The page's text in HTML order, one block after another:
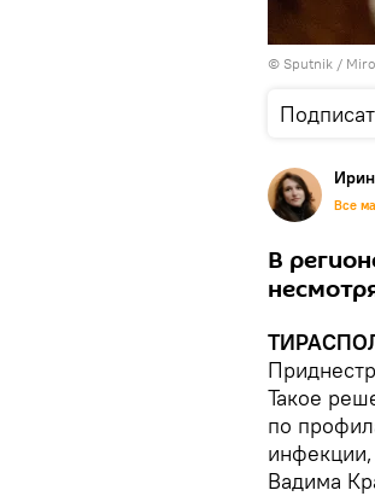
© Sputnik /
Все
В
Такое
по
Вадима